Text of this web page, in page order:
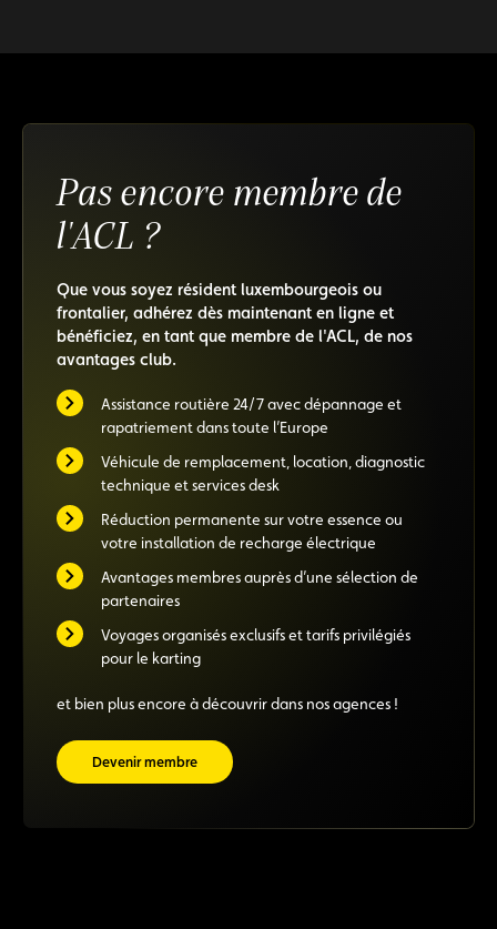
Pas encore membre de
l'ACL ?
Que vous soyez résident luxembourgeois ou
frontalier, adhérez dès maintenant en ligne et
bénéficiez, en tant que membre de l'ACL, de nos
avantages club.
Assistance routière 24/7 avec dépannage et
rapatriement dans toute l’Europe
Véhicule de remplacement, location, diagnostic
technique et services desk
Réduction permanente sur votre essence ou
votre installation de recharge électrique
Avantages membres auprès d’une sélection de
partenaires
Voyages organisés exclusifs et tarifs privilégiés
pour le karting
et bien plus encore à découvrir dans nos agences !
Devenir membre